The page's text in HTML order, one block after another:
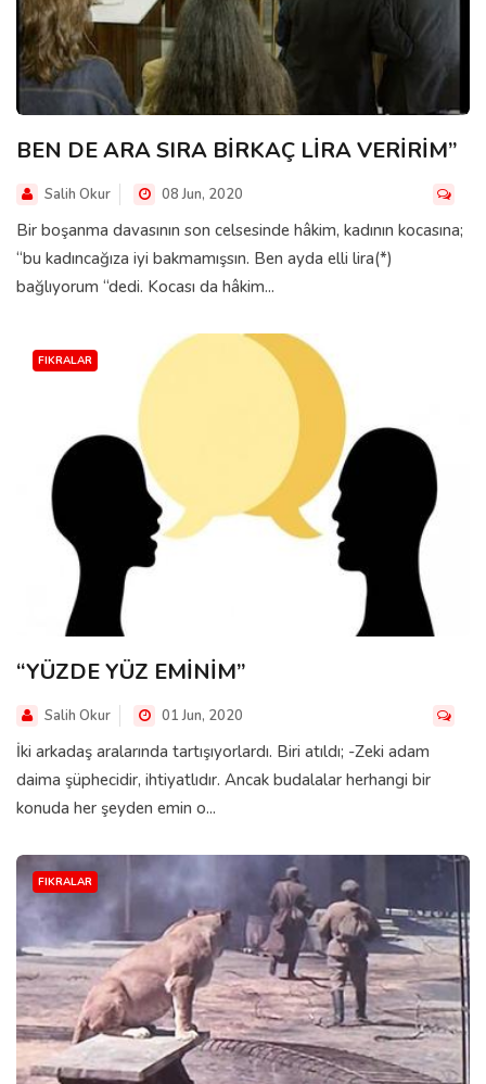
BEN DE ARA SIRA BİRKAÇ LİRA VERİRİM”
Salih Okur 08 Jun, 2020
Bir boşanma davasının son celsesinde hâkim, kadının kocasına;
“bu kadıncağıza iyi bakmamışsın. Ben ayda elli lira(*)
bağlıyorum “dedi. Kocası da hâkim...
FIKRALAR
“YÜZDE YÜZ EMİNİM”
Salih Okur 01 Jun, 2020
İki arkadaş aralarında tartışıyorlardı. Biri atıldı; -Zeki adam
daima şüphecidir, ihtiyatlıdır. Ancak budalalar herhangi bir
konuda her şeyden emin o...
FIKRALAR